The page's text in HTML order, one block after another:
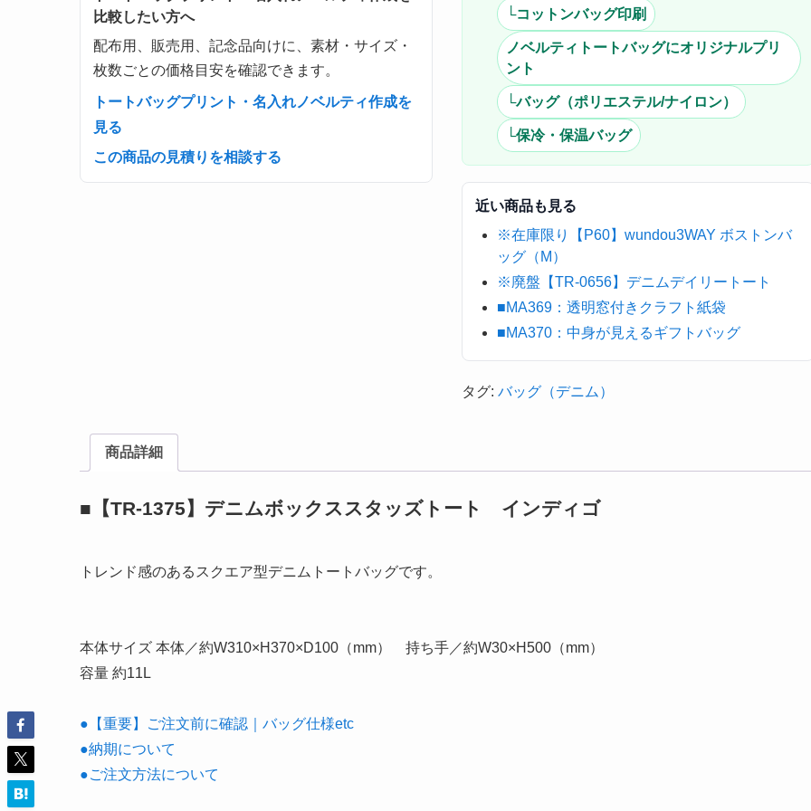
比較したい方へ
配布用、販売用、記念品向けに、素材・サイズ・
枚数ごとの価格目安を確認できます。
トートバッグプリント・名入れノベルティ作成を
見る
この商品の見積りを相談する
└コットンバッグ印刷
ノベルティトートバッグにオリジナルプリ
ント
└バッグ（ポリエステル/ナイロン）
└保冷・保温バッグ
近い商品も見る
※在庫限り【P60】wundou3WAY ボストンバ
ッグ（M）
※廃盤【TR-0656】デニムデイリートート
■MA369：透明窓付きクラフト紙袋
■MA370：中身が見えるギフトバッグ
タグ:バッグ（デニム）
商品詳細
■【TR-1375】デニムボックススタッズトート インディゴ
トレンド感のあるスクエア型デニムトートバッグです。
本体サイズ 本体／約W310×H370×D100（mm） 持ち手／約W30×H500（mm）
容量 約11L
●【重要】ご注文前に確認｜バッグ仕様etc
●納期について
●ご注文方法について